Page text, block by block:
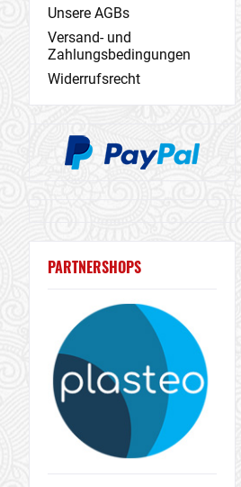
Unsere AGBs
Versand- und
Zahlungsbedingungen
Widerrufsrecht
PARTNERSHOPS